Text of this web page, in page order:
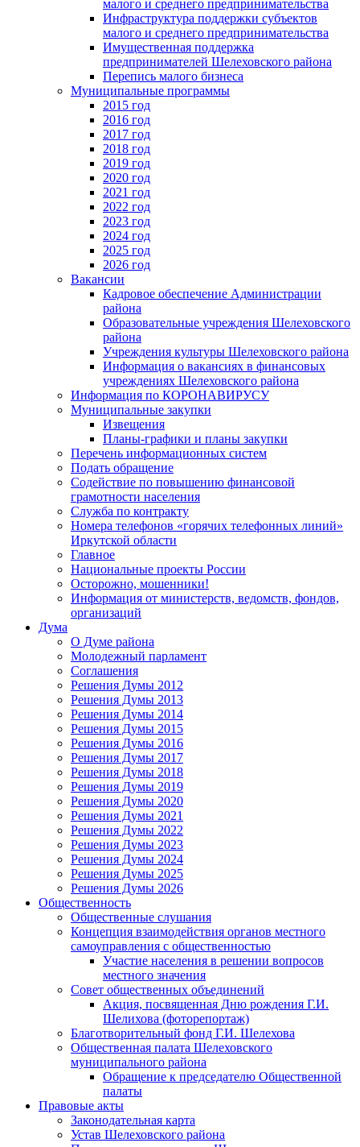
малого и среднего предпринимательства
Инфраструктура поддержки субъектов
малого и среднего предпринимательства
Имущественная поддержка
предпринимателей Шелеховского района
Перепись малого бизнеса
Муниципальные программы
2015 год
2016 год
2017 год
2018 год
2019 год
2020 год
2021 год
2022 год
2023 год
2024 год
2025 год
2026 год
Вакансии
Кадровое обеспечение Администрации
района
Образовательные учреждения Шелеховского
района
Учреждения культуры Шелеховского района
Информация о вакансиях в финансовых
учреждениях Шелеховского района
Информация по КОРОНАВИРУСУ
Муниципальные закупки
Извещения
Планы-графики и планы закупки
Перечень информационных систем
Подать обращение
Содействие по повышению финансовой
грамотности населения
Служба по контракту
Номера телефонов «горячих телефонных линий»
Иркутской области
Главное
Национальные проекты России
Осторожно, мошенники!
Информация от министерств, ведомств, фондов,
организаций
Дума
О Думе района
Молодежный парламент
Соглашения
Решения Думы 2012
Решения Думы 2013
Решения Думы 2014
Решения Думы 2015
Решения Думы 2016
Решения Думы 2017
Решения Думы 2018
Решения Думы 2019
Решения Думы 2020
Решения Думы 2021
Решения Думы 2022
Решения Думы 2023
Решения Думы 2024
Решения Думы 2025
Решения Думы 2026
Общественность
Общественные слушания
Концепция взаимодействия органов местного
самоуправления с общественностью
Участие населения в решении вопросов
местного значения
Совет общественных объединений
Акция, посвященная Дню рождения Г.И.
Шелихова (фоторепортаж)
Благотворительный фонд Г.И. Шелехова
Общественная палата Шелеховского
муниципального района
Обращение к председателю Общественной
палаты
Правовые акты
Законодательная карта
Устав Шелеховского района